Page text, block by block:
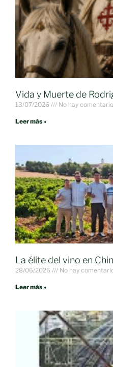
Vida y Muerte de
13/07/2026 No hay
Leer más »
La élite del vino en
28/06/2026 No hay
Leer más »